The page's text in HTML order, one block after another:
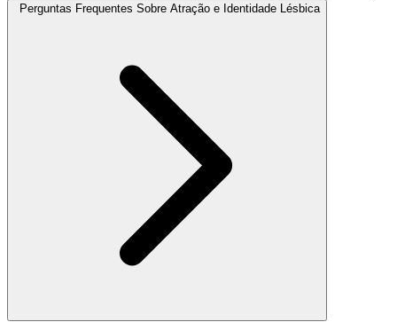
Perguntas Frequentes Sobre Atração e Identidade Lésbica